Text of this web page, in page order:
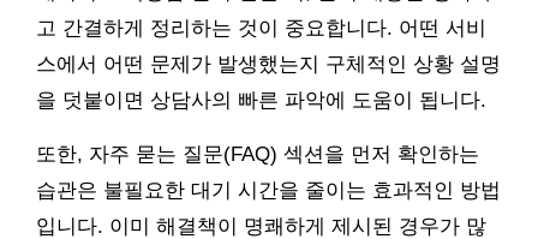
고 간결하게 정리하는 것이 중요합니다. 어떤 서비
스에서 어떤 문제가 발생했는지 구체적인 상황 설명
을 덧붙이면 상담사의 빠른 파악에 도움이 됩니다.
또한, 자주 묻는 질문(FAQ) 섹션을 먼저 확인하는
습관은 불필요한 대기 시간을 줄이는 효과적인 방법
입니다. 이미 해결책이 명쾌하게 제시된 경우가 많